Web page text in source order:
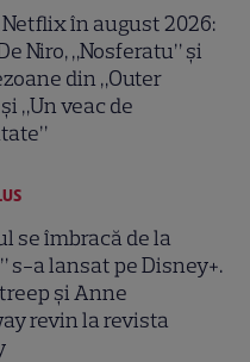
în august 2026:
Niro, „Nosferatu” și
din „Outer
„Un veac de
se îmbracă de la
s-a lansat pe Disney+.
și Anne
revin la revista